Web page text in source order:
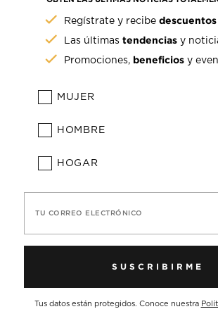
Regístrate y recibe
Las últimastendencias y
Promociones, beneficios y
MUJER
HOMBRE
HOGAR
TU CORREO ELECTRÓNICO
SUSCRIBIRME
Tus datos están protegidos. Conoce nuestra